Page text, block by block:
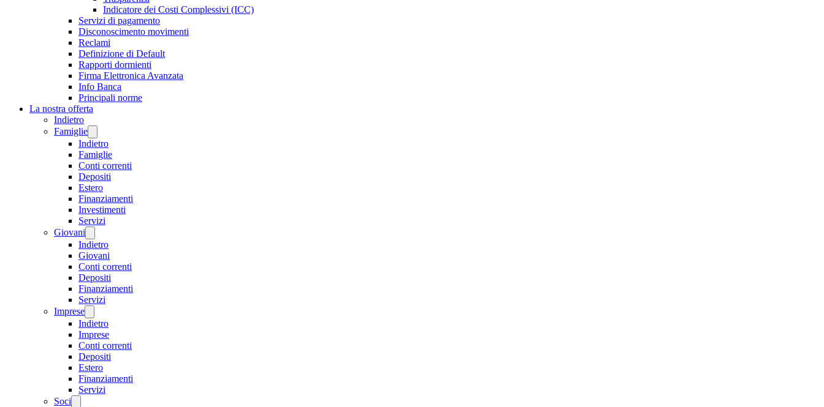
Indicatore dei Costi Complessivi (ICC)
Servizi di pagamento
Disconoscimento movimenti
Reclami
Definizione di Default
Rapporti dormienti
Firma Elettronica Avanzata
Info Banca
Principali norme
La nostra offerta
Indietro
Famiglie
Indietro
Famiglie
Conti correnti
Depositi
Estero
Finanziamenti
Investimenti
Servizi
Giovani
Indietro
Giovani
Conti correnti
Depositi
Finanziamenti
Servizi
Imprese
Indietro
Imprese
Conti correnti
Depositi
Estero
Finanziamenti
Servizi
Soci